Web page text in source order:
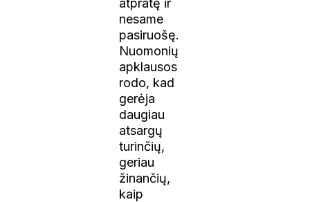
atpratę ir
nesame
pasiruošę.
Nuomonių
apklausos
rodo, kad
gerėja
daugiau
atsargų
turinčių,
geriau
žinančių,
kaip